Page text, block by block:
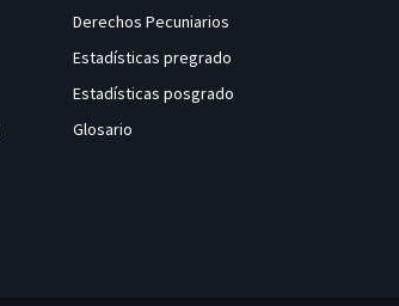
Derechos Pecuniarios
Estadísticas pregrado
Estadísticas posgrado
Glosario